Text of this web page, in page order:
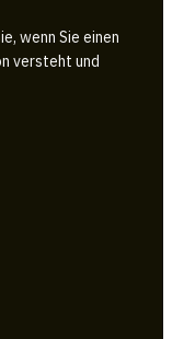
wenn Sie einen
versteht und